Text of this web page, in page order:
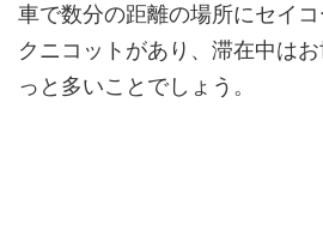
車で数分の距離の場所にセイ
クニコットがあり、滞在中は
っと多いことでしょう。